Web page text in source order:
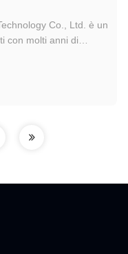
Co., Ltd. è un
con molti anni di
ed economica con una
stradali commerciali e